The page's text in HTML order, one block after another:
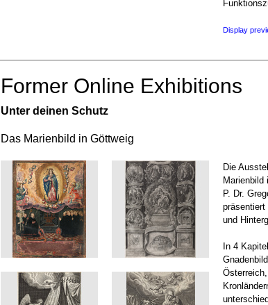
Display
Former Online Exhibitions
Unter deinen Schutz
Das Marienbild in Göttweig
Die
P. Dr.
und
In 4